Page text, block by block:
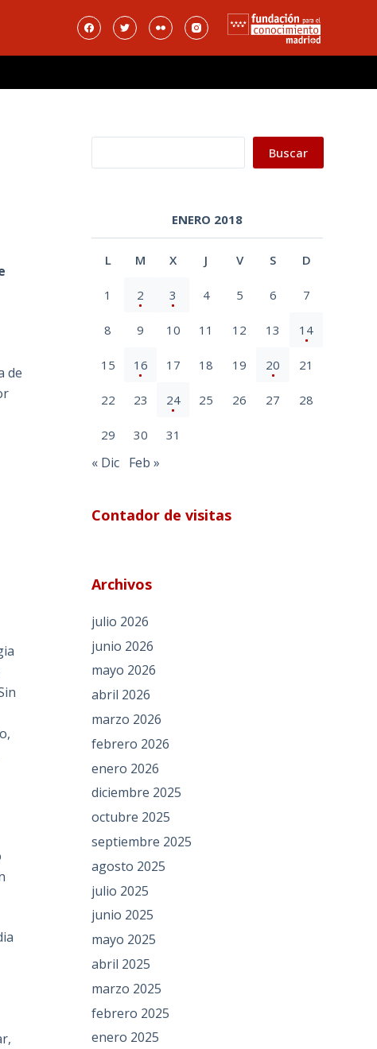
de
Buscar
ENERO 2018
L M X J V S D
1 2 3 4 5 6 7
8 9 10 11 12 13 14
15 16 17 18 19 20 21
22 23 24 25 26 27 28
29 30 31
« Dic Feb »
Contador de visitas
Archivos
julio 2026
junio 2026
mayo 2026
abril 2026
marzo 2026
febrero 2026
enero 2026
diciembre 2025
octubre 2025
septiembre 2025
agosto 2025
julio 2025
junio 2025
mayo 2025
abril 2025
marzo 2025
febrero 2025
enero 2025